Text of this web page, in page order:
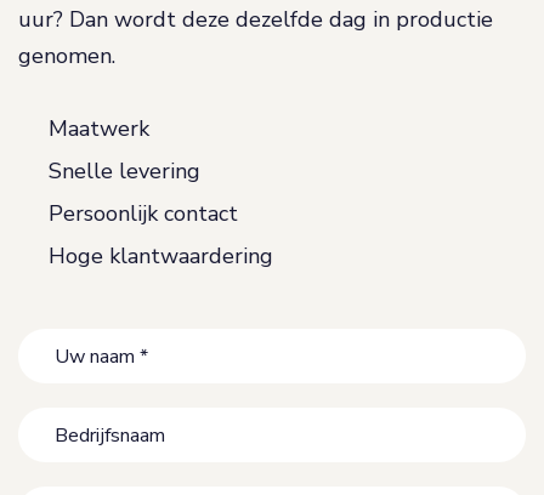
uur? Dan wordt deze dezelfde dag in productie
genomen.
Maatwerk
Snelle levering
Persoonlijk contact
Hoge klantwaardering
Bedrijfsnaam